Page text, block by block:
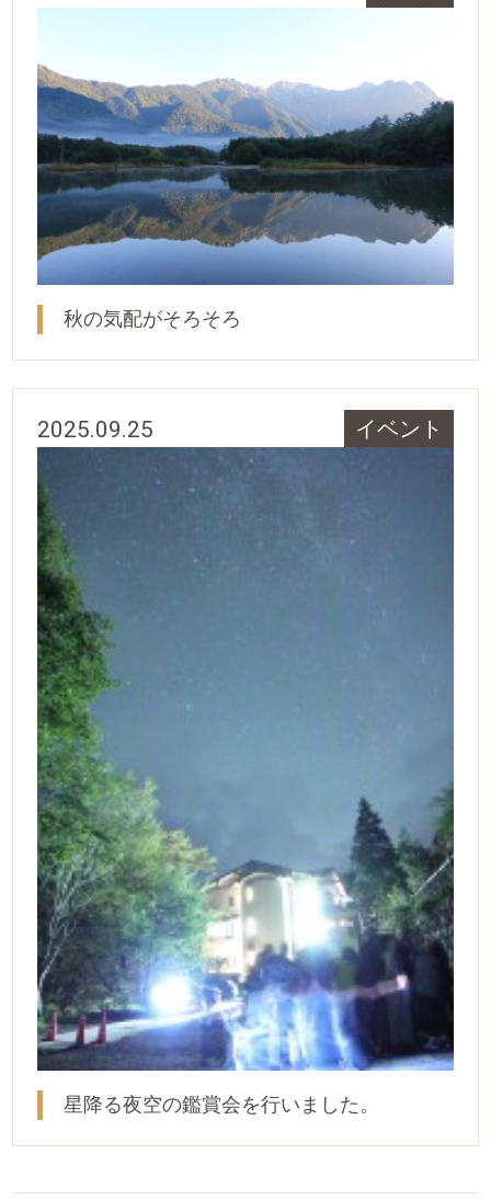
秋の気配がそろそろ
2025.09.25 イベント
星降る夜空の鑑賞会を行いました。